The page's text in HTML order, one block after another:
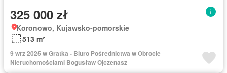
325 000 zł
Koronowo, Kujawsko-pomorskie
513 m²
9 wrz 2025 w Gratka - Biuro Pośrednictwa w Obrocie
Nieruchomościami Bogusław Ojczenasz